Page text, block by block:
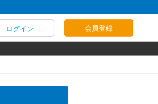
ログイン 会員登録